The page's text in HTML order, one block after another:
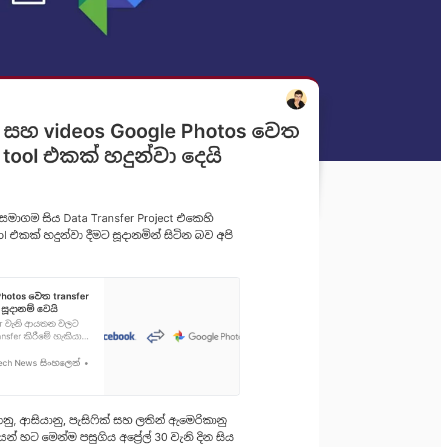
videos Google Photos වෙත
එකක් හදුන්වා දෙයි
සිය Data Transfer Project එකෙහි
එකක් හදුන්වා දීමට සූදානමින් සිටින බව අපි
වෙත transfer
වෙයි
වැනි ආයතන වලට
කිරීමේ හැකියාව
] නම් වූ ව්‍යාපෘතිය ගැන
ඇති. Google,
News සිංහලෙන්
ආසියානු, පැසිෆික් සහ ලතින් ඇමෙරිකානු
හට මෙන්ම පසුගිය අප්‍රේල් 30 වැනි දින සිය